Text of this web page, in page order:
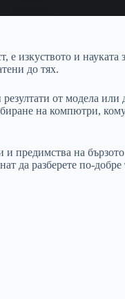
е изкуството и
до тях.
от модела или
на компютри,
предимства на
да разберете по-добре